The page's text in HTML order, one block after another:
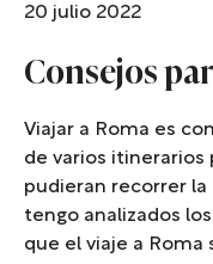
20 julio 2022
Consejos
Viajar a Roma es
de varios itinerarios
pudieran recorrer la
tengo analizados
que el viaje a Roma